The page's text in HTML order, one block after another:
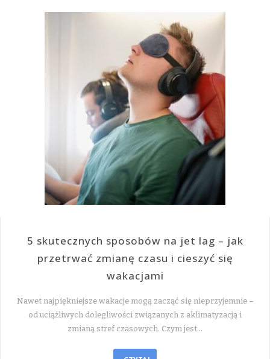
5 skutecznych sposobów na jet lag – jak
przetrwać zmianę czasu i cieszyć się
wakacjami
Nawet najpiękniejsze wakacje mogą zacząć się nieprzyjemnie –
od uciążliwych dolegliwości związanych z aklimatyzacją i
zmianą stref czasowych. Czym jest…